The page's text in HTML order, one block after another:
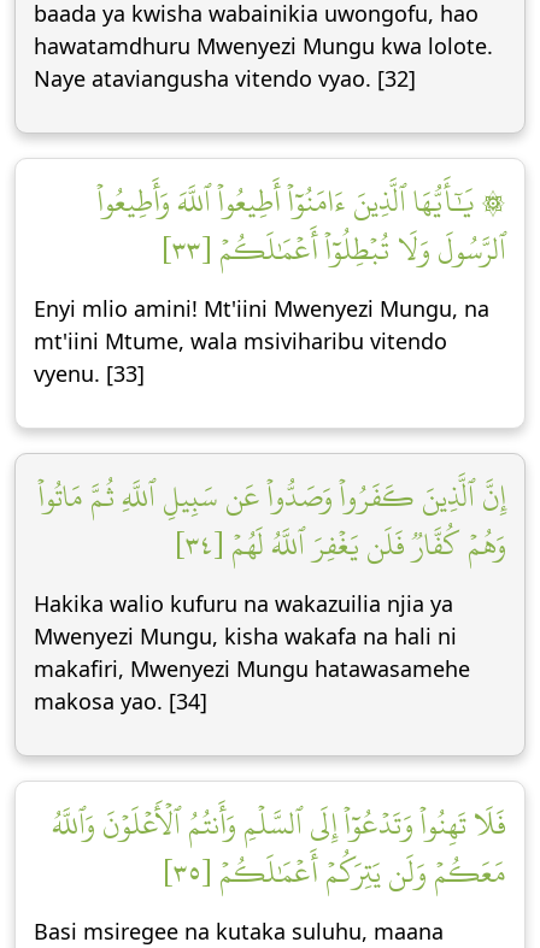
baada ya kwisha wabainikia uwongofu, hao
hawatamdhuru Mwenyezi Mungu kwa lolote.
Naye ataviangusha vitendo vyao. [32]
۞ يَٰٓأَيُّهَا ٱلَّذِينَ ءَامَنُوٓاْ أَطِيعُواْ ٱللَّهَ وَأَطِيعُواْ
ٱلرَّسُولَ وَلَا تُبۡطِلُوٓاْ أَعۡمَٰلَكُمۡ [٣٣]
Enyi mlio amini! Mt'iini Mwenyezi Mungu, na
mt'iini Mtume, wala msiviharibu vitendo
vyenu. [33]
إِنَّ ٱلَّذِينَ كَفَرُواْ وَصَدُّواْ عَن سَبِيلِ ٱللَّهِ ثُمَّ مَاتُواْ
وَهُمۡ كُفَّارٞ فَلَن يَغۡفِرَ ٱللَّهُ لَهُمۡ [٣٤]
Hakika walio kufuru na wakazuilia njia ya
Mwenyezi Mungu, kisha wakafa na hali ni
makafiri, Mwenyezi Mungu hatawasamehe
makosa yao. [34]
فَلَا تَهِنُواْ وَتَدۡعُوٓاْ إِلَى ٱلسَّلۡمِ وَأَنتُمُ ٱلۡأَعۡلَوۡنَ وَٱللَّهُ
مَعَكُمۡ وَلَن يَتِرَكُمۡ أَعۡمَٰلَكُمۡ [٣٥]
Basi msiregee na kutaka suluhu, maana